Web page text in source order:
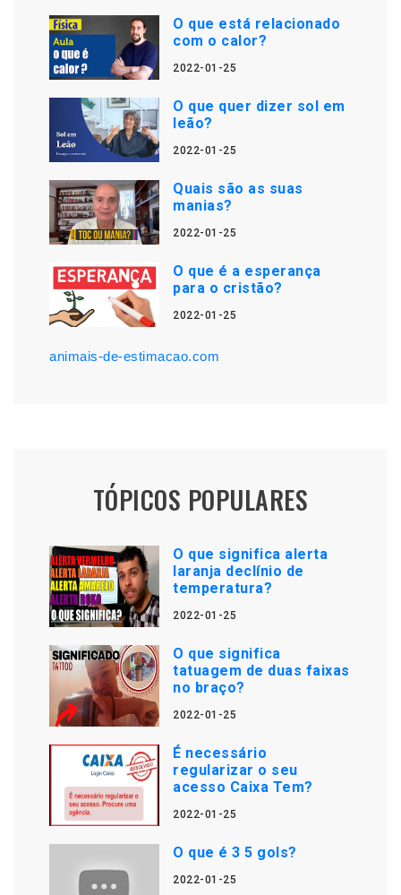
O que está relacionado
com o calor?
2022-01-25
O que quer dizer sol em
leão?
2022-01-25
Quais são as suas
manias?
2022-01-25
O que é a esperança
para o cristão?
2022-01-25
animais-de-estimacao.com
TÓPICOS POPULARES
O que significa alerta
laranja declínio de
temperatura?
2022-01-25
O que significa
tatuagem de duas faixas
no braço?
2022-01-25
É necessário
regularizar o seu
acesso Caixa Tem?
2022-01-25
O que é 3 5 gols?
2022-01-25